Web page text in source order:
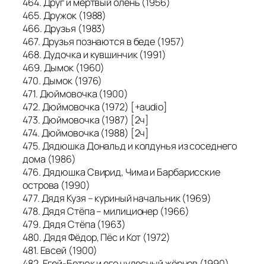
465. Дружок (1988)
466. Друзья (1983)
467. Друзья познаются в беде (1957)
468. Дудочка и кувшинчик (1991)
469. Дымок (1960)
470. Дымок (1976)
471. Дюймовочка (1900)
472. Дюймовочка (1972) [+audio]
473. Дюймовочка (1987) [2ч]
474. Дюймовочка (1988) [2ч]
475. Дядюшка Дональд и колдунья из соседнего
дома (1986)
476. Дядюшка Свирид, Чима и Барбарисские
острова (1990)
477. Дядя Кузя – куриный начальник (1969)
478. Дядя Стёпа – милиционер (1966)
479. Дядя Стёпа (1963)
480. Дядя Фёдор, Пёс и Кот (1972)
481. Евсей (1900)